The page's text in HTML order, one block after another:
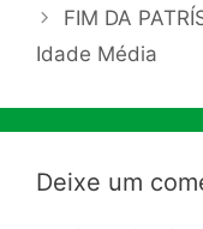
FIM DA
Idade Média
Deixe um